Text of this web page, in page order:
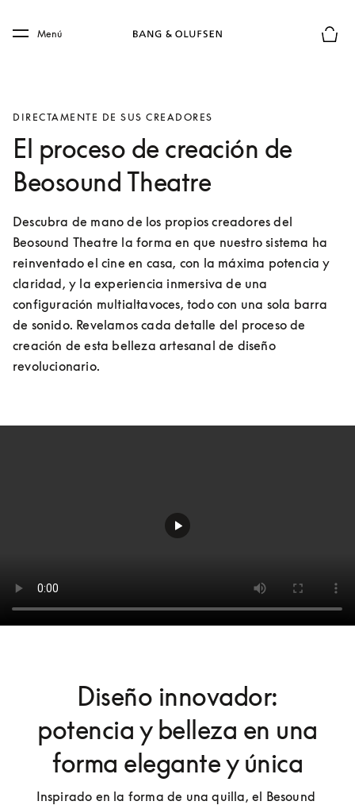
Skip to main footer
Menú
DIRECTAMENTE DE SUS CREADORES
El proceso de creación de
Beosound Theatre
Descubra de mano de los propios creadores del
Beosound Theatre la forma en que nuestro sistema ha
reinventado el cine en casa, con la máxima potencia y
claridad, y la experiencia inmersiva de una
configuración multialtavoces, todo con una sola barra
de sonido. Revelamos cada detalle del proceso de
creación de esta belleza artesanal de diseño
revolucionario.
Diseño innovador:
potencia y belleza en una
forma elegante y única
Inspirado en la forma de una quilla, el Besound